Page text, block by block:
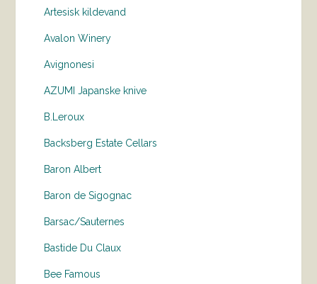
Artesisk kildevand
Avalon Winery
Avignonesi
AZUMI Japanske knive
B.Leroux
Backsberg Estate Cellars
Baron Albert
Baron de Sigognac
Barsac/Sauternes
Bastide Du Claux
Bee Famous